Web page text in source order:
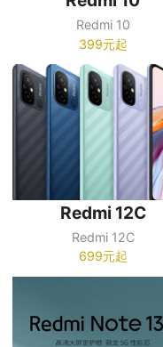
Redmi 10
399元起
Redmi 12C
Redmi 12C
699元起